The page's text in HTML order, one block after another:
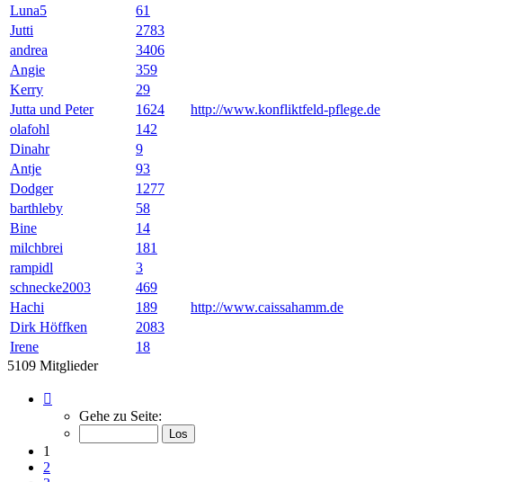
Luna5
61
Jutti
2783
andrea
3406
Angie
359
Kerry
29
Jutta und Peter
1624 http://www.konfliktfeld-pflege.de
olafohl
142
Dinahr
9
Antje
93
Dodger
1277
barthleby
58
Bine
14
milchbrei
181
rampidl
3
schnecke2003
469
Hachi
189 http://www.caissahamm.de
Dirk Höffken
2083
Irene
18
5109 Mitglieder
von
Gehe zu Seite:
1
2